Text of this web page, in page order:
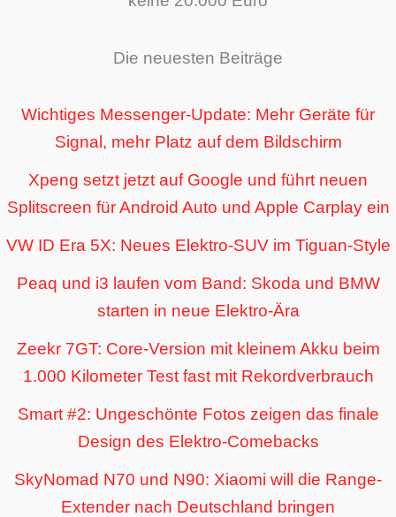
Die neuesten Beiträge
Wichtiges Messenger-Update: Mehr Geräte für
Signal, mehr Platz auf dem Bildschirm
Xpeng setzt jetzt auf Google und führt neuen
Splitscreen für Android Auto und Apple Carplay ein
VW ID Era 5X: Neues Elektro-SUV im Tiguan-Style
Peaq und i3 laufen vom Band: Skoda und BMW
starten in neue Elektro-Ära
Zeekr 7GT: Core-Version mit kleinem Akku beim
1.000 Kilometer Test fast mit Rekordverbrauch
Smart #2: Ungeschönte Fotos zeigen das finale
Design des Elektro-Comebacks
SkyNomad N70 und N90: Xiaomi will die Range-
Extender nach Deutschland bringen